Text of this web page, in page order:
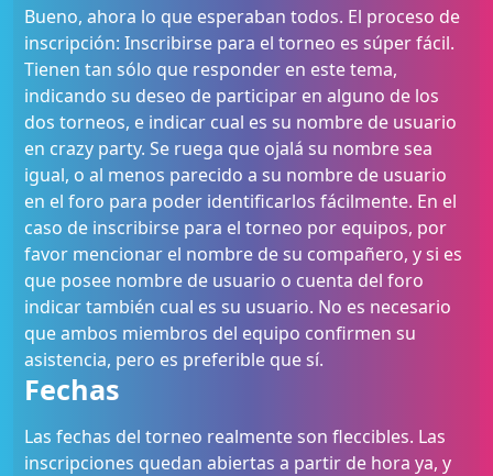
Bueno, ahora lo que esperaban todos. El proceso de
inscripción: Inscribirse para el torneo es súper fácil.
Tienen tan sólo que responder en este tema,
indicando su deseo de participar en alguno de los
dos torneos, e indicar cual es su nombre de usuario
en crazy party. Se ruega que ojalá su nombre sea
igual, o al menos parecido a su nombre de usuario
en el foro para poder identificarlos fácilmente. En el
caso de inscribirse para el torneo por equipos, por
favor mencionar el nombre de su compañero, y si es
que posee nombre de usuario o cuenta del foro
indicar también cual es su usuario. No es necesario
que ambos miembros del equipo confirmen su
asistencia, pero es preferible que sí.
Fechas
Las fechas del torneo realmente son fleccibles. Las
inscripciones quedan abiertas a partir de hora ya, y